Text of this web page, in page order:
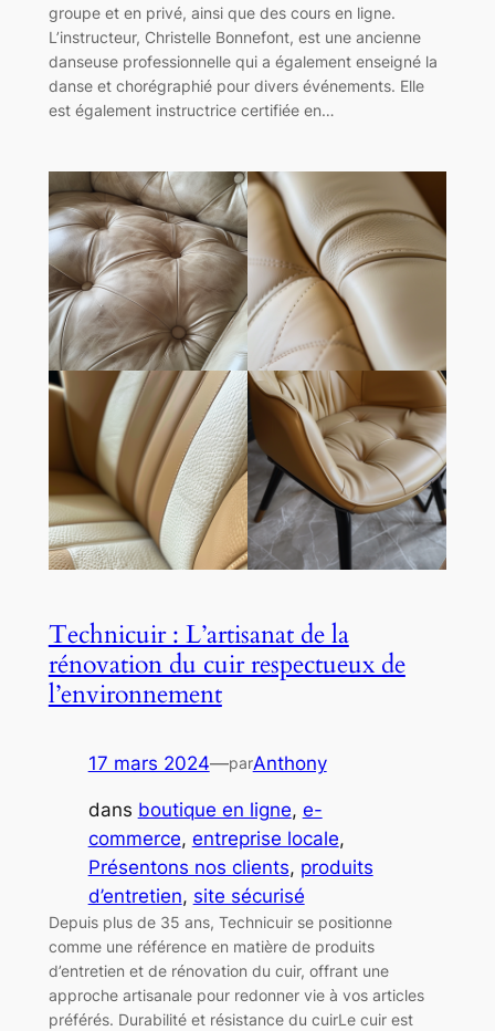
groupe et en privé, ainsi que des cours en ligne.
L’instructeur, Christelle Bonnefont, est une ancienne
danseuse professionnelle qui a également enseigné la
danse et chorégraphié pour divers événements. Elle
est également instructrice certifiée en…
Technicuir : L’artisanat de la
rénovation du cuir respectueux de
l’environnement
17 mars 2024—parAnthony
dans boutique en ligne, e-
commerce, entreprise locale
Présentons nos clients, produits
d’entretien, site sécurisé
Depuis plus de 35 ans, Technicuir se positionne
comme une référence en matière de produits
d’entretien et de rénovation du cuir, offrant une
approche artisanale pour redonner vie à vos articles
préférés. Durabilité et résistance du cuirLe cuir est